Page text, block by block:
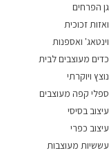
גן הפרחים
ואזות זכוכית
וינטאג' ואספנות
כדים מעוצבים לבית
נוצץ ויוקרתי
ספלי קפה מעוצבים
עיצוב בסיסי
עיצוב כפרי
עששיות מעוצבות